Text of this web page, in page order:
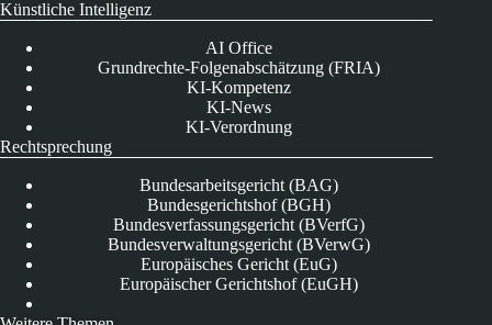
Künstliche Intelligenz
AI Office
Grundrechte-Folgenabschätzung (FRIA)
KI-Kompetenz
KI-News
KI-Verordnung
Rechtsprechung
Bundesarbeitsgericht (BAG)
Bundesgerichtshof (BGH)
Bundesverfassungsgericht (BVerfG)
Bundesverwaltungsgericht (BVerwG)
Europäisches Gericht (EuG)
Europäischer Gerichtshof (EuGH)